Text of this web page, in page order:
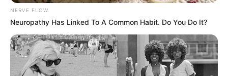
Τα γραφικά σοκάκια της Σέτας με τα
παραδοσιακά πέτρινα σπίτια και τις
ανθισμένες αυλές αποπνέουν μια αίσθηση
γαλήνης και παράδοσης που σε ταξιδεύει στο
NERVE FLOW
Neuropathy Has Linked To A Common Habit. Do You Do It?